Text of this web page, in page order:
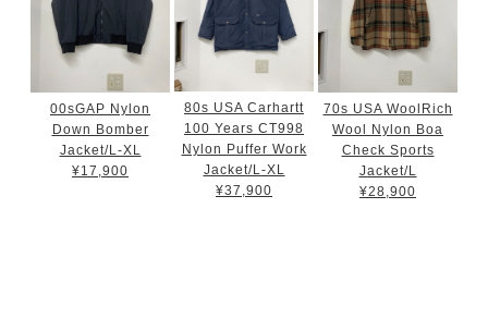
00sGAP Nylon
Down Bomber
Jacket/L-XL
¥17,900
80s USA Carhartt
100 Years CT998
Nylon Puffer Work
Jacket/L-XL
¥37,900
70s USA WoolRich
Wool Nylon Boa
Check Sports
Jacket/L
¥28,900